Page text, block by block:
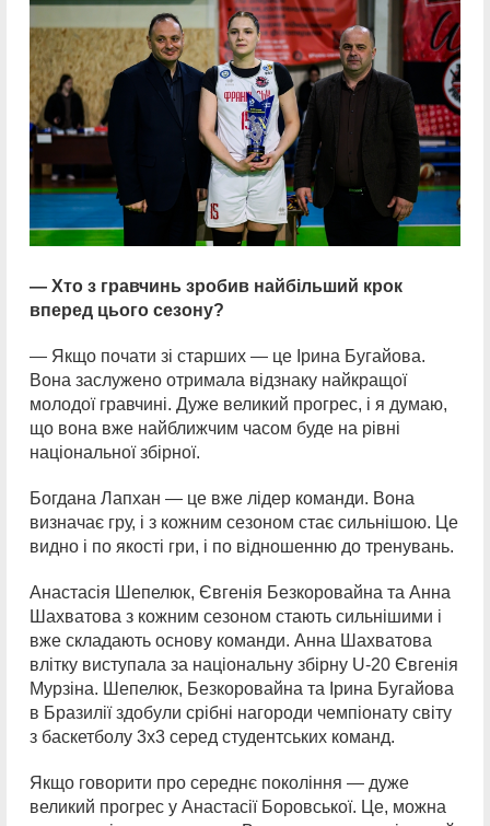
— Хто з гравчинь зробив найбільший крок
вперед цього сезону?
— Якщо почати зі старших — це Ірина Бугайова.
Вона заслужено отримала відзнаку найкращої
молодої гравчині. Дуже великий прогрес, і я думаю,
що вона вже найближчим часом буде на рівні
національної збірної.
Богдана Лапхан — це вже лідер команди. Вона
визначає гру, і з кожним сезоном стає сильнішою. Це
видно і по якості гри, і по відношенню до тренувань.
Анастасія Шепелюк, Євгенія Безкоровайна та Анна
Шахватова з кожним сезоном стають сильнішими і
вже складають основу команди. Анна Шахватова
влітку виступала за національну збірну U-20 Євгенія
Мурзіна. Шепелюк, Безкоровайна та Ірина Бугайова
в Бразилії здобули срібні нагороди чемпіонату світу
з баскетболу 3х3 серед студентських команд.
Якщо говорити про середнє покоління — дуже
великий прогрес у Анастасії Боровської. Це, можна